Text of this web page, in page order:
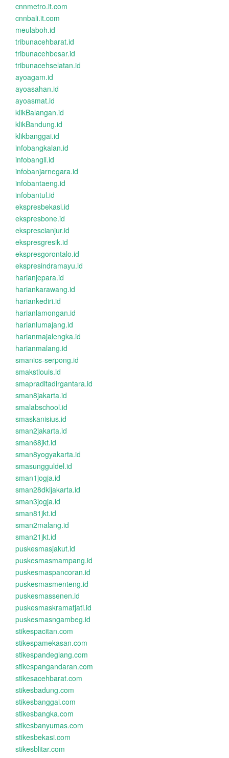
cnnmetro.it.com
cnnbali.it.com
meulaboh.id
tribunacehbarat.id
tribunacehbesar.id
tribunacehselatan.id
ayoagam.id
ayoasahan.id
ayoasmat.id
klikBalangan.id
klikBandung.id
klikbanggai.id
infobangkalan.id
infobangli.id
infobanjarnegara.id
infobantaeng.id
infobantul.id
ekspresbekasi.id
ekspresbone.id
eksprescianjur.id
ekspresgresik.id
ekspresgorontalo.id
ekspresindramayu.id
harianjepara.id
hariankarawang.id
hariankediri.id
harianlamongan.id
harianlumajang.id
harianmajalengka.id
harianmalang.id
smanics-serpong.id
smakstlouis.id
smapraditadirgantara.id
sman8jakarta.id
smalabschool.id
smaskanisius.id
sman2jakarta.id
sman68jkt.id
sman8yogyakarta.id
smasungguldel.id
sman1jogja.id
sman28dkijakarta.id
sman3jogja.id
sman81jkt.id
sman2malang.id
sman21jkt.id
puskesmasjakut.id
puskesmasmampang.id
puskesmaspancoran.id
puskesmasmenteng.id
puskesmassenen.id
puskesmaskramatjati.id
puskesmasngambeg.id
stikespacitan.com
stikespamekasan.com
stikespandeglang.com
stikespangandaran.com
stikesacehbarat.com
stikesbadung.com
stikesbanggai.com
stikesbangka.com
stikesbanyumas.com
stikesbekasi.com
stikesblitar.com